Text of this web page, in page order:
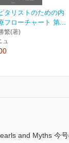
タリストのための内
フローチャート 第...
繁(著)
ュ
and Myths 今